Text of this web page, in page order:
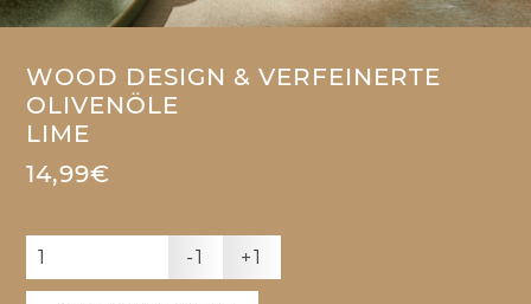
WOOD DESIGN & VERFEINERTE
OLIVENÖLE
LIME
14,99€
-1 +1